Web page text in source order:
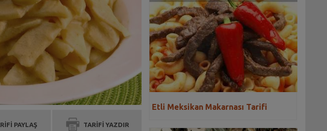
PAYLAŞ TARİFİ YAZDIR
Etli Meksikan Makarnası Tarifi